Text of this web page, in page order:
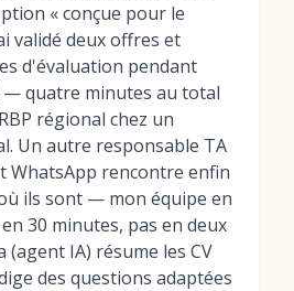
« conçue pour le
validé deux offres et
d'évaluation pendant
quatre minutes au total
régional chez un
Un autre responsable TA
WhatsApp rencontre enfin
ils sont — mon équipe en
30 minutes, pas en deux
(agent IA) résume les CV
des questions adaptées